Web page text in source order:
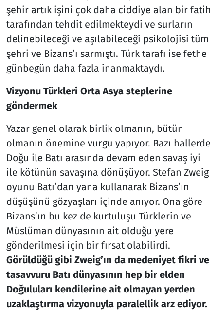
şehir artık işini çok daha ciddiye alan bir fatih
tarafından tehdit edilmekteydi ve surların
delinebileceği ve aşılabileceği psikolojisi tüm
şehri ve Bizans’ı sarmıştı. Türk tarafı ise fethe
günbegün daha fazla inanmaktaydı.
Vizyonu Türkleri Orta Asya steplerine
göndermek
Yazar genel olarak birlik olmanın, bütün
olmanın önemine vurgu yapıyor. Bazı hallerde
Doğu ile Batı arasında devam eden savaş iyi
ile kötünün savaşına dönüşüyor. Stefan Zweig
oyunu Batı’dan yana kullanarak Bizans’ın
düşüşünü gözyaşları içinde anıyor. Ona göre
Bizans’ın bu kez de kurtuluşu Türklerin ve
Müslüman dünyasının ait olduğu yere
gönderilmesi için bir fırsat olabilirdi.
Görüldüğü gibi Zweig’ın da medeniyet fikri ve
tasavvuru Batı dünyasının hep bir elden
Doğuluları kendilerine ait olmayan yerden
uzaklaştırma vizyonuyla paralellik arz ediyor.